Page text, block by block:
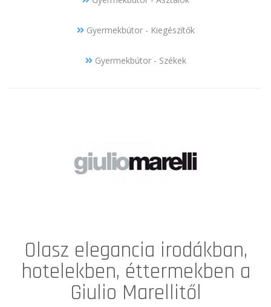
Gyermekbútor - Kiegészítők
Gyermekbútor - Székek
Olasz elegancia irodákban,
hotelekben, éttermekben a
Giulio Marellitől